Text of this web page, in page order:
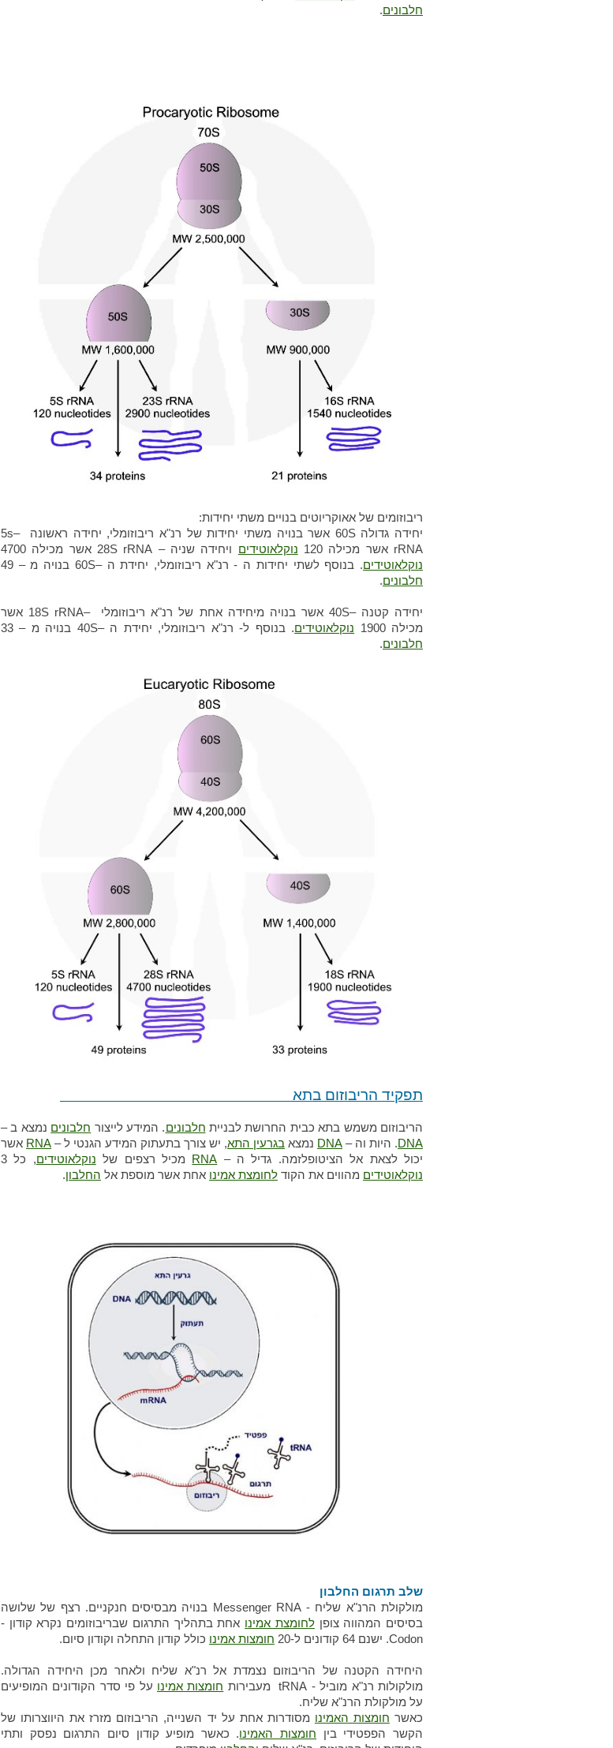
תפקיד הריבוזום בתא
הריבוזום משמש בתא כבית החרושת לבניית חלבונים. המידע לייצור חלבונים נמצא ב –
DNA. היות וה – DNA נמצא בגרעין התא, יש צורך בתעתוק המידע הגנטי ל – RNA אשר
יכול לצאת אל הציטופלזמה. גדיל ה – RNA מכיל רצפים של נוקלאוטידים, כל 3
נוקלאוטידים מהווים את הקוד לחומצת אמינו אחת אשר מוספת אל החלבון.
שלב תרגום החלבון
מולקולת הרנ"א שליח - Messenger RNA בנויה מבסיסים חנקניים. רצף של שלושה
בסיסים המהווה צופןלחומצת אמינו אחת בתהליך התרגום שבריבוזומים נקרא קודון -
Codon. ישנם 64 קודונים ל-20
חומצות אמינו כולל קודון התחלה וקודון סיום.
היחידה הקטנה של הריבוזום נצמדת אל רנ"א שליח ולאחר מכן היחידה הגדולה.
מולקולות רנ"א מוביל - tRNA מעבירות
חומצות אמינו על פי סדר הקודונים המופיעים
על מולקולת הרנ"א שליח.
כאשר חומצות האמינו מסודרות אחת על יד השנייה, הריבוזום מזרז את היווצרותו של
הקשר הפפטידי בין חומצות האמינו. כאשר מופיע קודון סיום התרגום נפסק ותתי
חלבונים.
ריבוזומים של אאוקריוטים בנויים משתי יחידות:
יחידה גדולה 60S אשר בנויה משתי יחידות של רנ"א ריבוזומלי, יחידה ראשונה –5s
rRNA אשר מכילה 120
נוקלאוטידים ויחידה שניה – 28S rRNA אשר מכילה 4700
נוקלאוטידים. בנוסף לשתי יחידות ה - רנ"א ריבוזומלי, יחידת ה –60S בנויה מ – 49
חלבונים.
יחידה קטנה –40S אשר בנויה מיחידה אחת של רנ"א ריבוזומלי –18S rRNA אשר
מכילה 1900
נוקלאוטידים. בנוסף ל- רנ"א ריבוזומלי, יחידת ה –40S בנויה מ – 33
חלבונים.